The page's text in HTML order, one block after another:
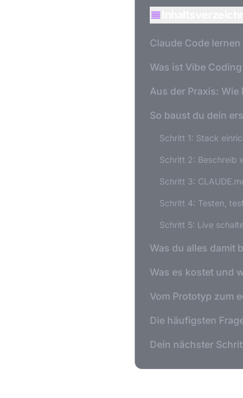
Claude Code
Was ist Vibe
Aus der Praxis:
So baust du dein
Schritt 1: Stack
Schritt 2: Beschreib
Schritt 3:
Schritt 4: Testen,
Schritt 5: Live
Was du alles damit
Was es kostet und
Vom Prototyp zum
Die häufigsten
Dein nächster